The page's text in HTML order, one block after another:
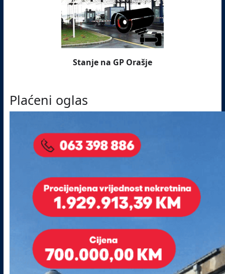
Stanje na GP Orašje
Plaćeni oglas